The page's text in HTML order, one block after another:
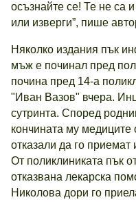
осъзнайте се! Те не са
или изверги”, пише
Няколко издания пък
мъж е починал пред
почина пред 14-а
"Иван Вазов" вчера.
сутринта. Според
кончината му медиците
отказали да го
От поликлиниката пък
отказвана лекарска
Николова дори го